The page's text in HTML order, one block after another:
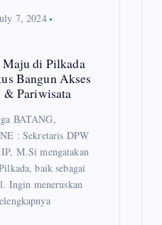
7, 2024
di Pilkada
Bangun Akses
Pariwisata
BATANG,
: Sekretaris DPW
M.Si mengatakan
baik sebagai
Ingin meneruskan